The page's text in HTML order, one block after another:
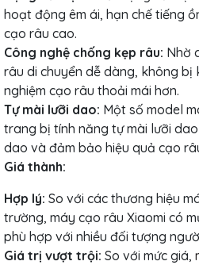
hoạt động êm ái, hạn chế tiếng
cạo râu cao.
Công nghệ chống kẹp râu: Nhờ
râu di chuyển dễ dàng, không bị
nghiệm cạo râu thoải mái hơn.
Tự mài lưỡi dao: Một số model
trang bị tính năng tự mài lưỡi
dao và đảm bảo hiệu quả cạo
Giá thành:
Hợp lý: So với các thương hiệu
trường, máy cạo râu Xiaomi có
phù hợp với nhiều đối tượng
Giá trị vượt trội: So với mức giá,